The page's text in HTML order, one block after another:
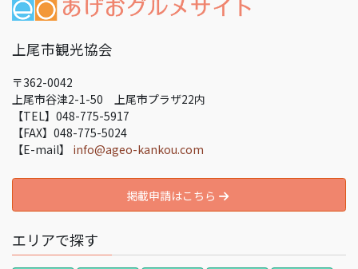
上尾市観光協会
〒362-0042
上尾市谷津2-1-50 上尾市プラザ22内
【TEL】048-775-5917
【FAX】048-775-5024
【E-mail】 info@ageo-kankou.com
掲載申請はこちら
エリアで探す